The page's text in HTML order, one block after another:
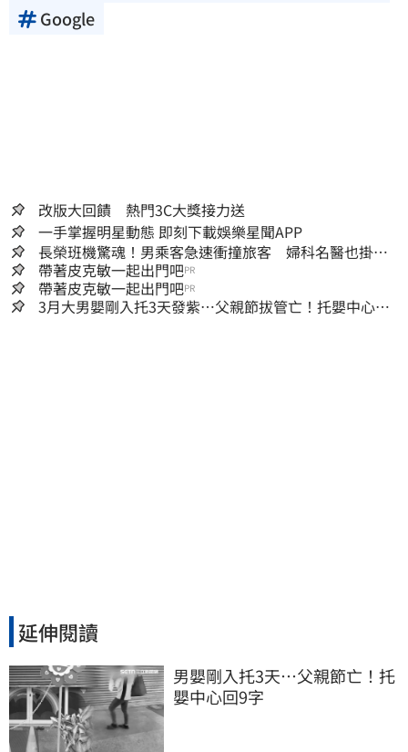
Google
改版大回饋 熱門3C大獎接力送
一手掌握明星動態 即刻下載娛樂星聞APP
長榮班機驚魂！男乘客急速衝撞旅客 婦科名醫也掛
彩：全機卡半小時
帶著皮克敏一起出門吧PR
帶著皮克敏一起出門吧PR
3月大男嬰剛入托3天發紫…父親節拔管亡！托嬰中心回9
延伸閱讀
男嬰剛入托3天…父親節亡！托
嬰中心回9字